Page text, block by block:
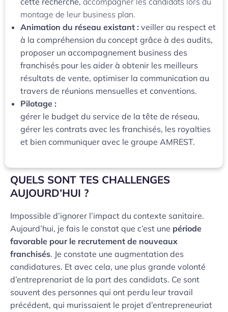
montage de leur business plan.
Animation du réseau existant : veiller au respect et
à la compréhension du concept grâce à des audits,
proposer un accompagnement business des
franchisés pour les aider à obtenir les meilleurs
résultats de vente, optimiser la communication au
travers de réunions mensuelles et conventions.
Pilotage :
gérer le budget du service de la tête de réseau,
gérer les contrats avec les franchisés, les royalties
et bien communiquer avec le groupe AMREST.
QUELS SONT TES CHALLENGES
AUJOURD’HUI ?
Impossible d’ignorer l’impact du contexte sanitaire.
Aujourd’hui, je fais le constat que c’est une période
favorable pour le recrutement de nouveaux
franchisés. Je constate une augmentation des
candidatures. Et avec cela, une plus grande volonté
d’entreprenariat de la part des candidats. Ce sont
souvent des personnes qui ont perdu leur travail
précédent, qui murissaient le projet d’entrepreneuriat